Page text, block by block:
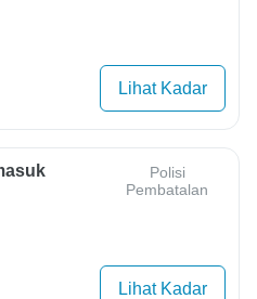
Lihat Kadar
Polisi
Pembatalan
Lihat Kadar